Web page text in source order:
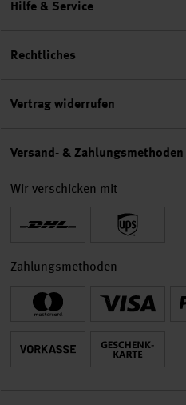
Hilfe & Service
Rechtliches
Vertrag widerrufen
Versand- & Zahlungsmethoden
Wir verschicken mit
Zahlungsmethoden